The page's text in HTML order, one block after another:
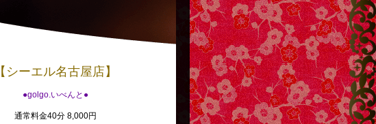
【シーエル名古屋店】
●golgo.いべんと●
通常料金40分 8,000円